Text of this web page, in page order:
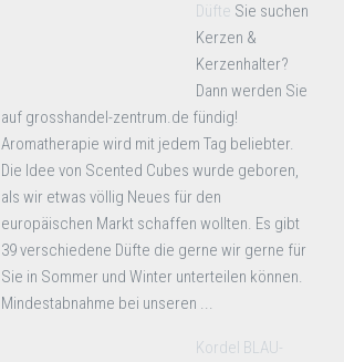
Düfte Sie suchen
Kerzen &
Kerzenhalter?
Dann werden Sie
auf grosshandel-zentrum.de fündig!
Aromatherapie wird mit jedem Tag beliebter.
Die Idee von Scented Cubes wurde geboren,
als wir etwas völlig Neues für den
europäischen Markt schaffen wollten. Es gibt
39 verschiedene Düfte die gerne wir gerne für
Sie in Sommer und Winter unterteilen können.
Mindestabnahme bei unseren ...
Kordel BLAU-